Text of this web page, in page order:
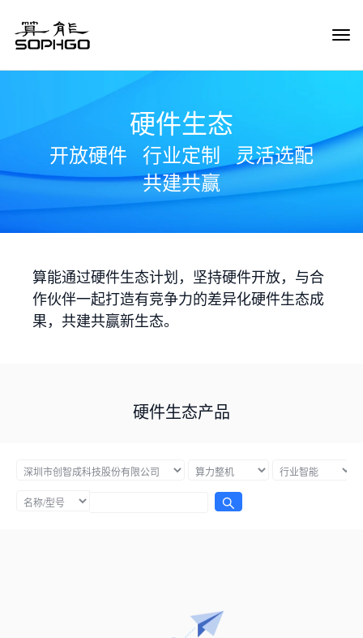
硬件生态
开放硬件 行业定制
灵活选配
共建共赢
算能通过硬件生态计划，坚持硬件开放，与合
作伙伴一起打造有竞争力的差异化硬件生态成
果，共建共赢新生态。
硬件生态产品